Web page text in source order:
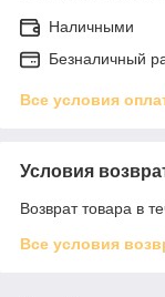
Наличными
Безналичный
Все условия
Условия
Возврат товара в
Все условия